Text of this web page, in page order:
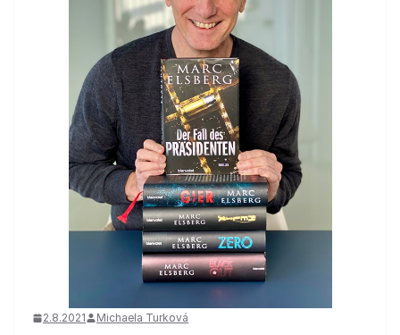
2.8.2021 Michaela Turková